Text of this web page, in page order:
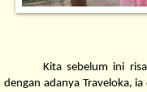
Kita sebelum ini
dengan adanya Traveloka,